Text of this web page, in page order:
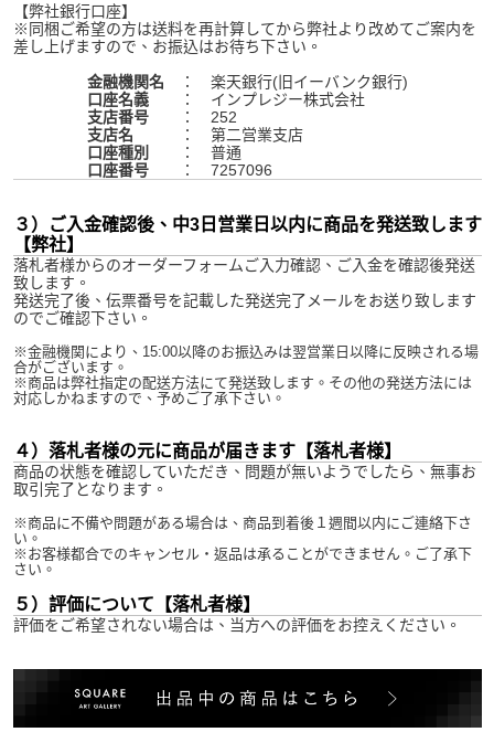
【弊社銀行口座】
※同梱ご希望の方は送料を再計算してから弊社より改めてご案内を
差し上げますので、お振込はお待ち下さい。
金融機関名 ： 楽天銀行(旧イーバンク銀行)
口座名義
： インプレジー株式会社
支店番号
： 252
支店名
： 第二営業支店
口座種別
： 普通
口座番号
： 7257096
３）ご入金確認後、中3日営業日以内に商品を発送致します
【弊社】
落札者様からのオーダーフォームご入力確認、ご入金を確認後発送
致します。
発送完了後、伝票番号を記載した発送完了メールをお送り致します
のでご確認下さい。
※金融機関により、15:00以降のお振込みは翌営業日以降に反映される場
合がございます。
※商品は弊社指定の配送方法にて発送致します。その他の発送方法には
対応しかねますので、予めご了承下さい。
４）落札者様の元に商品が届きます【落札者様】
商品の状態を確認していただき、問題が無いようでしたら、無事お
取引完了となります。
※商品に不備や問題がある場合は、商品到着後１週間以内にご連絡下さ
い。
※お客様都合でのキャンセル・返品は承ることができません。ご了承下
さい。
５）評価について【落札者様】
評価をご希望されない場合は、当方への評価をお控えください。